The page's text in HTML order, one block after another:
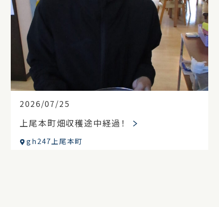
2026/07/25
上尾本町畑収穫途中経過！
gh247上尾本町